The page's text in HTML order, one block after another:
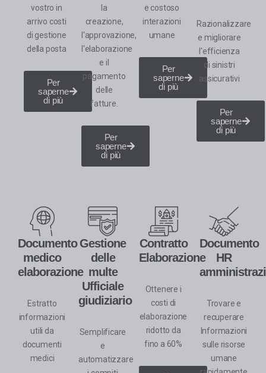
vostro in
arrivo costi
di gestione
della posta
Per
saperne
di più
la
creazione,
l'approvazione,
l'elaborazione
e il
pagamento
delle
fatture.
Per
saperne
di più
e costoso
interazioni
umane
Per
saperne
di più
Razionalizzare
e migliorare
l'efficienza
di sinistri
assicurativi
Per
saperne
di più
Documento
medico
elaborazione
Estratto
informazioni
utili da
documenti
medici
Gestione
delle
multe
Ufficiale
giudiziario
Semplificare
e
automatizzare
Contratto
Elaborazione
Ottenere i
costi di
elaborazione
ridotto da
fino a 60%
Documento
HR
Trovare e
recuperare
Informazioni
sulle risorse
umane